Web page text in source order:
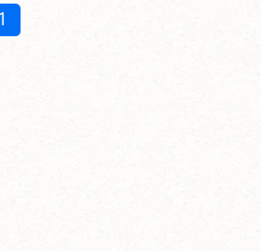
1